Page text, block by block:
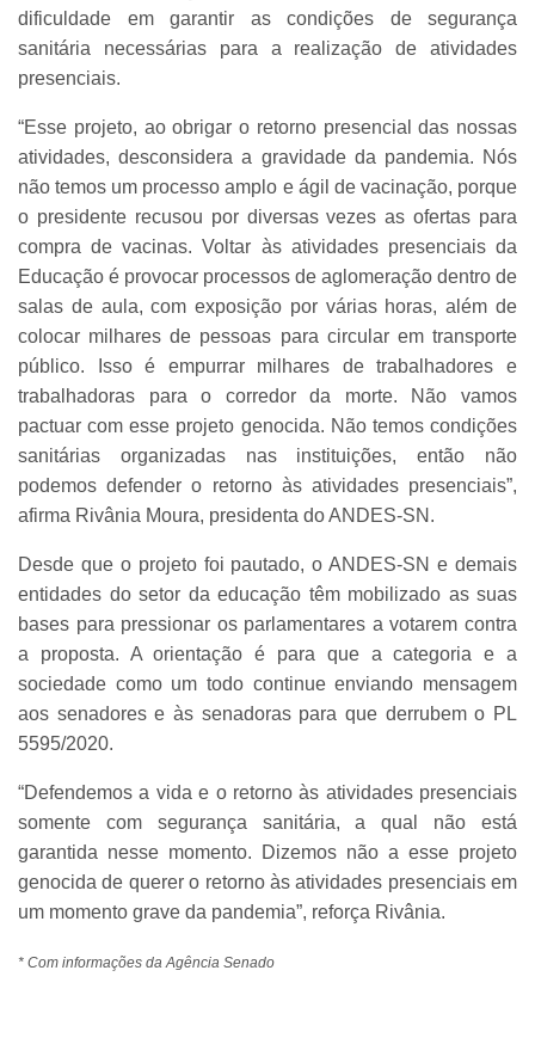
dificuldade em garantir as condições de segurança
sanitária necessárias para a realização de atividades
presenciais.
“Esse projeto, ao obrigar o retorno presencial das nossas
atividades, desconsidera a gravidade da pandemia. Nós
não temos um processo amplo e ágil de vacinação, porque
o presidente recusou por diversas vezes as ofertas para
compra de vacinas. Voltar às atividades presenciais da
Educação é provocar processos de aglomeração dentro de
salas de aula, com exposição por várias horas, além de
colocar milhares de pessoas para circular em transporte
público. Isso é empurrar milhares de trabalhadores e
trabalhadoras para o corredor da morte. Não vamos
pactuar com esse projeto genocida. Não temos condições
sanitárias organizadas nas instituições, então não
podemos defender o retorno às atividades presenciais”,
afirma Rivânia Moura, presidenta do ANDES-SN.
Desde que o projeto foi pautado, o ANDES-SN e demais
entidades do setor da educação têm mobilizado as suas
bases para pressionar os parlamentares a votarem contra
a proposta. A orientação é para que a categoria e a
sociedade como um todo continue enviando mensagem
aos senadores e às senadoras para que derrubem o PL
5595/2020.
“Defendemos a vida e o retorno às atividades presenciais
somente com segurança sanitária, a qual não está
garantida nesse momento. Dizemos não a esse projeto
genocida de querer o retorno às atividades presenciais em
um momento grave da pandemia”, reforça Rivânia.
* Com informações da Agência Senado